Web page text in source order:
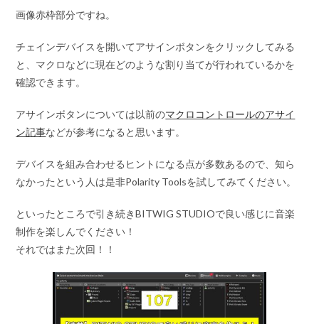
画像赤枠部分ですね。
チェインデバイスを開いてアサインボタンをクリックしてみる
と、マクロなどに現在どのような割り当てが行われているかを
確認できます。
アサインボタンについては以前のマクロコントロールのアサイ
ン記事などが参考になると思います。
デバイスを組み合わせるヒントになる点が多数あるので、知ら
なかったという人は是非Polarity Toolsを試してみてください。
といったところで引き続きBITWIG STUDIOで良い感じに音楽
制作を楽しんでください！
それではまた次回！！